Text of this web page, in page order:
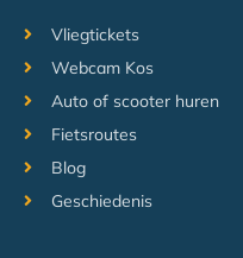
Vliegtickets
Webcam Kos
Auto of scooter huren
Fietsroutes
Blog
Geschiedenis